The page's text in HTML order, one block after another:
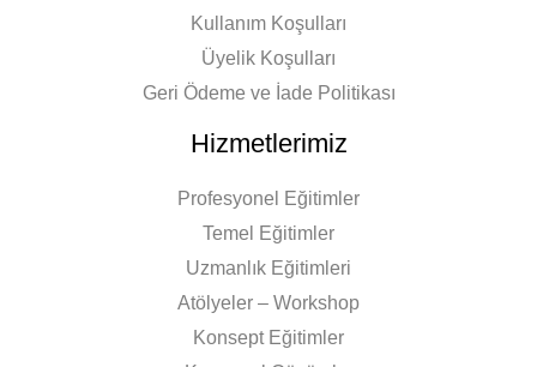
Kullanım Koşulları
Üyelik Koşulları
Geri Ödeme ve İade Politikası
Hizmetlerimiz
Profesyonel Eğitimler
Temel Eğitimler
Uzmanlık Eğitimleri
Atölyeler – Workshop
Konsept Eğitimler